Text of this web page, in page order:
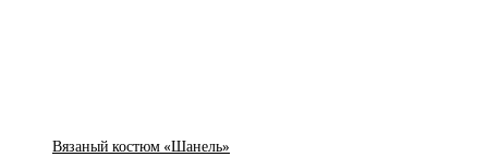
Вязаный костюм «Шанель»